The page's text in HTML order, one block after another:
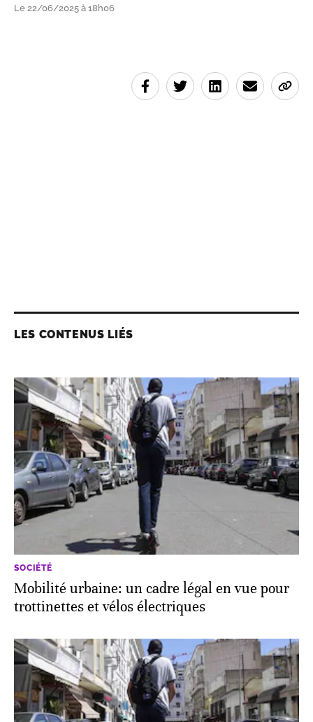
Le 22/06/2025 à 18h06
LES CONTENUS LIÉS
SOCIÉTÉ
Mobilité urbaine: un cadre légal en vue pour
trottinettes et vélos électriques